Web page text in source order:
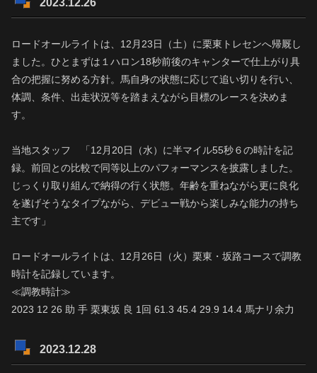
ロードオールライトは、12月23日（土）に栗東トレセンへ帰厩し
ました。ひとまずは１ハロン18秒前後のキャンターで仕上がり具
合の把握に努める方針。馬自身の状態に応じて追い切りを行い、
体調、条件、出走状況等を踏まえながら目標のレースを決めま
す。
当地スタッフ 「12月20日（水）に半マイル55秒６の時計を記
録。前回との比較で同等以上のパフォーマンスを披露しました。
じっくり取り組んで納得の行く状態。年齢を重ねながら更に良化
を遂げそうなタイプながら、デビュー戦から楽しみな能力の持ち
主です」
ロードオールライトは、12月26日（火）栗東・坂路コースで調教
時計を記録しています。
≪調教時計≫
2023 12 26 助 手 栗東坂 良 1回 61.3 45.4 29.9 14.4 馬ナリ余力
2023.12.28